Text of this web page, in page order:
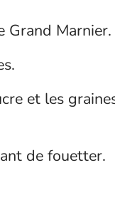
Grand Marnier.
et les
de fouetter.